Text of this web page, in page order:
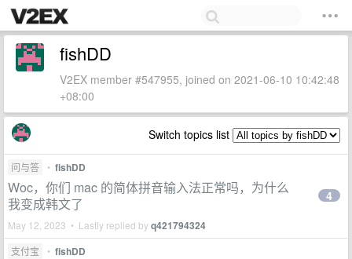
fishDD
V2EX member #547955, joined on 2021-06-10 10:42:48
+08:00
Switch topics list
问与答 • fishDD
Woc，你们 mac 的简体拼音输入法正常吗，为什么
我变成韩文了
May 12, 2023 • Lastly replied byq421794324
4
支付宝 • fishDD